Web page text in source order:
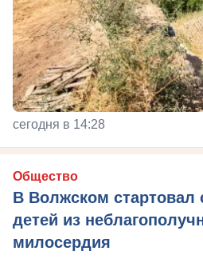
сегодня в 14:28
Общество
В Волжском
детей из
милосердия